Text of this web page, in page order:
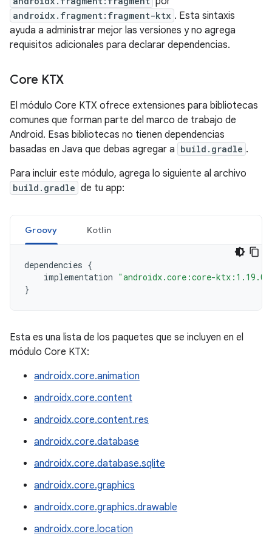
androidx.fragment:fragment-ktx . Esta sintaxis
ayuda a administrar mejor las versiones y no agrega
requisitos adicionales para declarar dependencias.
Core KTX
El módulo Core KTX ofrece extensiones para bibliotecas
comunes que forman parte del marco de trabajo de
Android. Esas bibliotecas no tienen dependencias
basadas en Java que debas agregar a build.gradle .
Para incluir este módulo, agrega lo siguiente al archivo
build.gradle de tu app:
Groovy Kotlin
dependencies {
implementation "androidx.core:core-ktx:1.19.0"
}
Esta es una lista de los paquetes que se incluyen en el
módulo Core KTX:
androidx.core.animation
androidx.core.content
androidx.core.content.res
androidx.core.database
androidx.core.database.sqlite
androidx.core.graphics
androidx.core.graphics.drawable
androidx.core.location